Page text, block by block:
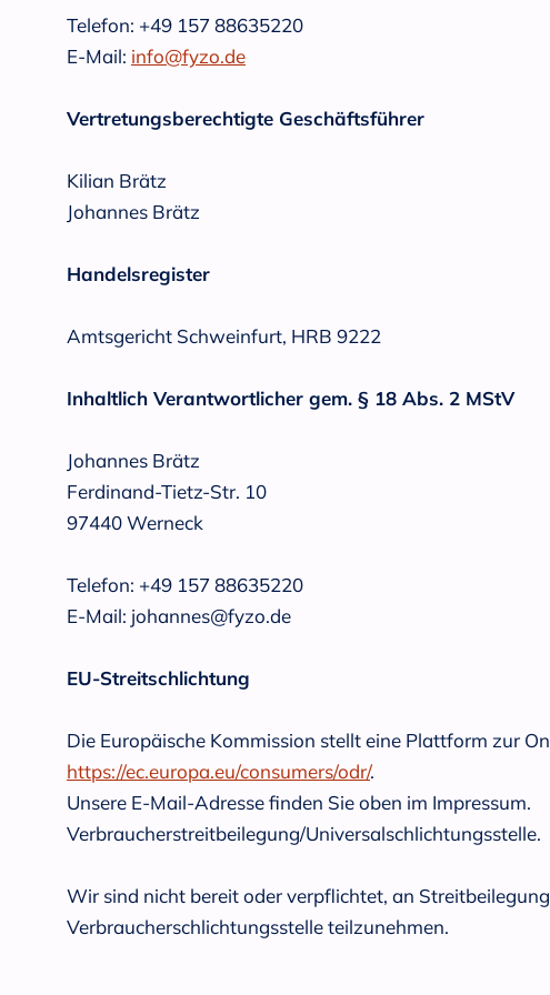
Telefon: ‭+49 157 88635220‬
E-Mail: info@fyzo.de
Vertretungsberechtigte Geschäftsführer
Kilian Brätz
Johannes Brätz
Handelsregister
Amtsgericht Schweinfurt, HRB 9222
Inhaltlich Verantwortlicher gem. § 18 Abs. 2 MStV
Johannes Brätz
Ferdinand-Tietz-Str. 10
97440 Werneck
Telefon: ‭+49 157 88635220‬
E-Mail: johannes@fyzo.de
EU-Streitschlichtung
Die Europäische Kommission stellt eine Plattform zur
https://ec.europa.eu/consumers/odr/.
Unsere E-Mail-Adresse finden Sie oben im Impressum.
Verbraucherstreitbeilegung/Universalschlichtungsstelle.
Wir sind nicht bereit oder verpflichtet, an
Verbraucherschlichtungsstelle teilzunehmen.